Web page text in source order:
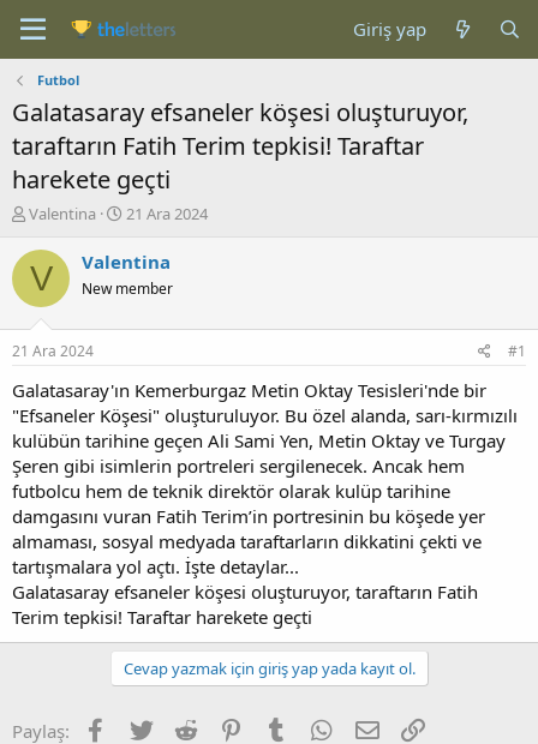
Giriş yap
Futbol
Galatasaray efsaneler köşesi oluşturuyor,
taraftarın Fatih Terim tepkisi! Taraftar
harekete geçti
K
n
b
u
u
b
a
ş
l
a
t
a
n
Valentina
B
ş
a
ç
a
r
i
h
i
21 Ara 2024
V Valentina
New member
21 Ara 2024 #1
Galatasaray'ın Kemerburgaz Metin Oktay Tesisleri'nde bir
"Efsaneler Köşesi" oluşturuluyor. Bu özel alanda, sarı-kırmızılı
kulübün tarihine geçen Ali Sami Yen, Metin Oktay ve Turgay
Şeren gibi isimlerin portreleri sergilenecek. Ancak hem
futbolcu hem de teknik direktör olarak kulüp tarihine
damgasını vuran Fatih Terim’in portresinin bu köşede yer
almaması, sosyal medyada taraftarların dikkatini çekti ve
tartışmalara yol açtı. İşte detaylar...
Galatasaray efsaneler köşesi oluşturuyor, taraftarın Fatih
Terim tepkisi! Taraftar harekete geçti
Cevap yazmak için giriş yap yada kayıt ol.
Paylaş: Facebook
Twitter Reddit PinterestTumblr WhatsApp
E-posta